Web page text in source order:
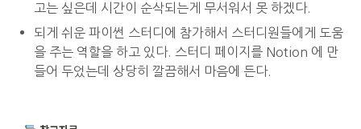
고는 싶은데 시간이 순삭되는게 무서워서 못 하겠다.
되게 쉬운 파이썬 스터디에 참가해서 스터디원들에게 도움
을 주는 역할을 하고 있다. 스터디 페이지를 Notion 에 만
들어 두었는데 상당히 깔끔해서 마음에 든다.